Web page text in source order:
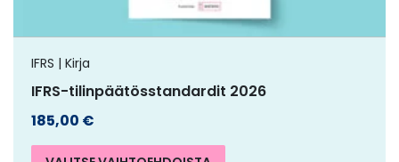
IFRS | Kirja
IFRS-tilinpäätösstandardit 2026
185,00 €